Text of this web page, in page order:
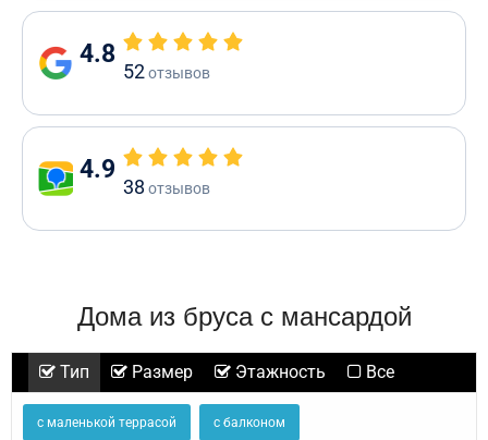
4.8
52отзывов
4.9
38 отзывов
Дома из бруса с мансардой
Тип Размер Этажность Все
с маленькой террасой с балконом